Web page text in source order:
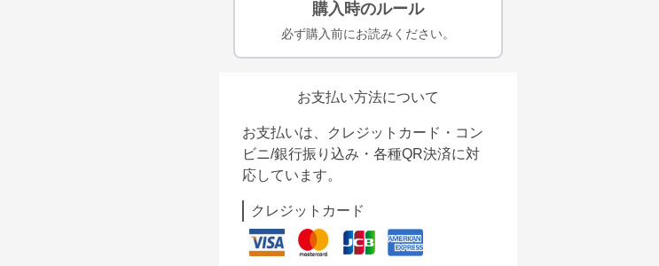
購入時のルール
必ず購入前にお読みください。
お支払い方法について
お支払いは、クレジットカード・コン
ビニ/銀行振り込み・各種QR決済に対
応しています。
クレジットカード